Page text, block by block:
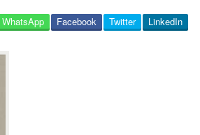
LinkedIn
Twitter
Facebook
WhatsApp